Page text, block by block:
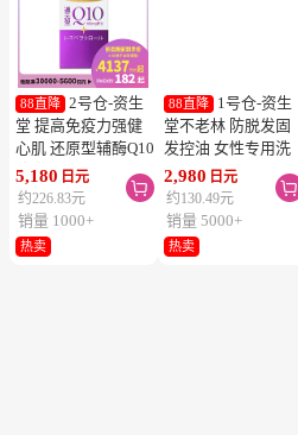
88直降 2号仓-资生
堂 提高免疫力强健
心肌 还原型辅酶Q10
胶囊白金版 60粒
SHISEIDO 美容养颜
补元气抗衰 维护心
血管健康
5,180 日元
约226.83元

销量 1000+
热卖
88直降
1号仓-资生
堂不老林 防脱发固
发控油 女性专用洗
发水 240ml
SHISEIDO SERUM
NOIR 促进血液循环
去除污垢皮脂
2,980 日元
约130.49元

销量 5000+
热卖